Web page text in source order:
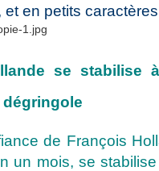
en petits
se stabilise
dégringole
de François
un mois, se